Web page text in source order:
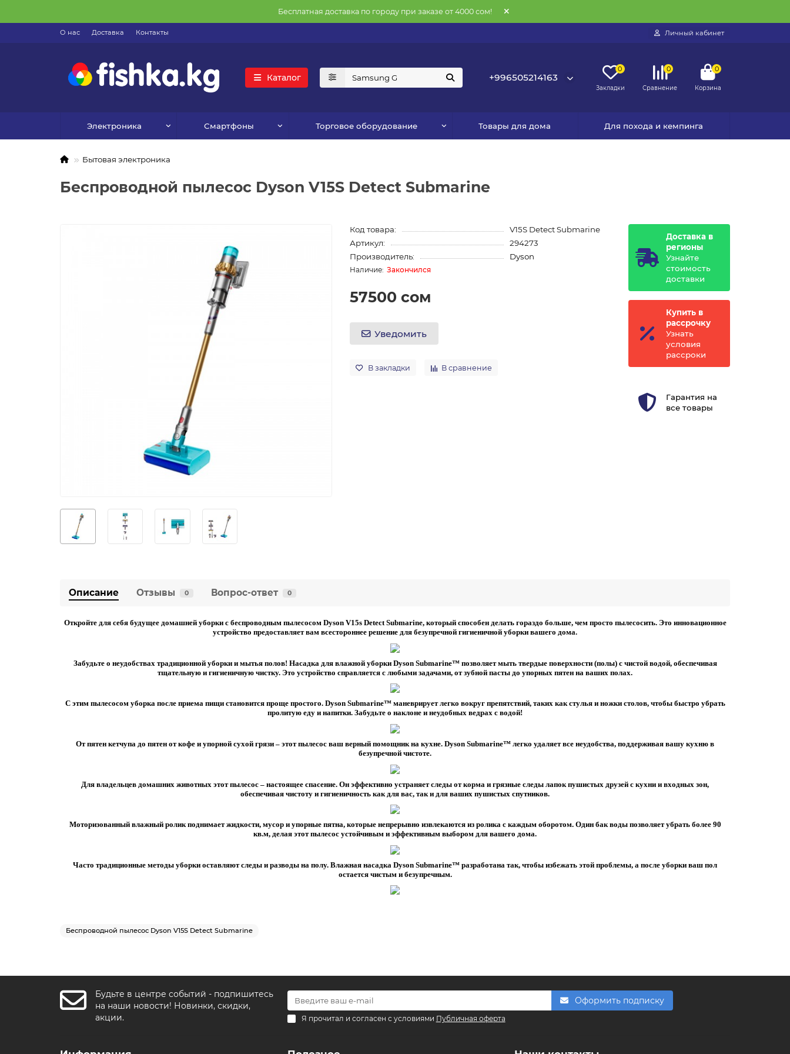
Бесплатная доставка по городу при заказе от 4000 сом!
О нас Доставка Контакты Личный кабинет
Каталог +996505214163
0
Закладки
0
Сравнение
0
Корзина
Электроника Смартфоны Торговое оборудование Товары для дома Для похода и кемпинга
Бытовая электроника
Беспроводной пылесос Dyson V15S Detect Submarine
Код товара:
V15S Detect Submarine
Артикул:
294273
Производитель:
Dyson
Закончился
57500 сом
Уведомить
В закладки В сравнение
Доставка в
регионы
Узнайте
стоимость
доставки
Купить в
рассрочку
Узнать
условия
рассроки
Гарантия на
все товары
Описание Отзывы 0 Вопрос-ответ 0
Откройте для себя будущее домашней уборки с беспроводным пылесосом Dyson V15s Detect Submarine, который способен делать гораздо больше, чем просто пылесосить. Это инновационное
устройство предоставляет вам всестороннее решение для безупречной гигиеничной уборки вашего дома.
Забудьте о неудобствах традиционной уборки и мытья полов! Насадка для влажной уборки Dyson Submarine™ позволяет мыть твердые поверхности (полы) с чистой водой, обеспечивая
тщательную и гигиеничную чистку. Это устройство справляется с любыми задачами, от зубной пасты до упорных пятен на ваших полах.
С этим пылесосом уборка после приема пищи становится проще простого. Dyson Submarine™ маневрирует легко вокруг препятствий, таких как стулья и ножки столов, чтобы быстро убрать
пролитую еду и напитки. Забудьте о наклоне и неудобных ведрах с водой!
От пятен кетчупа до пятен от кофе и упорной сухой грязи – этот пылесос ваш верный помощник на кухне. Dyson Submarine™ легко удаляет все неудобства, поддерживая вашу кухню в
безупречной чистоте.
Для владельцев домашних животных этот пылесос – настоящее спасение. Он эффективно устраняет следы от корма и грязные следы лапок пушистых друзей с кухни и входных зон,
обеспечивая чистоту и гигиеничность как для вас, так и для ваших пушистых спутников.
Моторизованный влажный ролик поднимает жидкости, мусор и упорные пятна, которые непрерывно извлекаются из ролика с каждым оборотом. Один бак воды позволяет убрать более 90
кв.м, делая этот пылесос устойчивым и эффективным выбором для вашего дома.
Часто традиционные методы уборки оставляют следы и разводы на полу. Влажная насадка Dyson Submarine™ разработана так, чтобы избежать этой проблемы, а после уборки ваш пол
остается чистым и безупречным.
Беспроводной пылесос Dyson V15S Detect Submarine
Будьте в центре событий - подпишитесь
на наши новости! Новинки, скидки,
акции.
Оформить подписку
Я прочитал и согласен с условиями Публичная оферта
F Обычно отвечаем за минуту